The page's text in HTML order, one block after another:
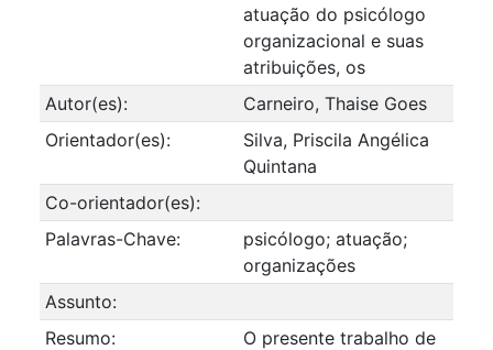
atuação do psicólogo
organizacional e suas
atribuições, os
Autor(es):
Carneiro, Thaise Goes
Orientador(es):
Silva, Priscila Angélica
Quintana
Co-orientador(es):
Palavras-Chave:
psicólogo; atuação;
organizações
Assunto:
Resumo:
O presente trabalho de